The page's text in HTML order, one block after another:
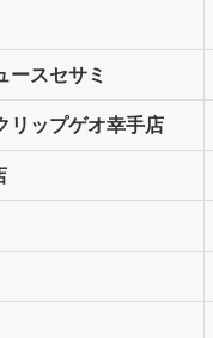
ースセサミ
リップゲオ幸手店